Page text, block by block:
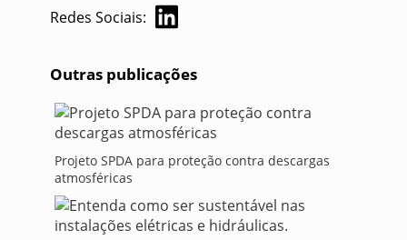
Redes Sociais:
Outras publicações
Projeto SPDA para proteção contra descargas
atmosféricas